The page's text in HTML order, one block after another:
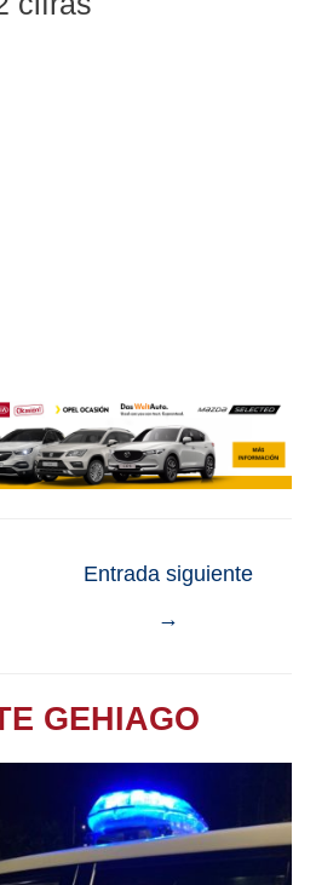
Entrada siguiente
→
GEHIAGO